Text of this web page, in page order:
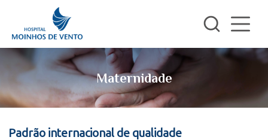
Maternidade
Padrão internacional de qualidade